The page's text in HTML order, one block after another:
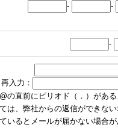
- -
-
再入力：
の直前にピリオド（．）があ
は、弊社からの返信ができな
いるとメールが届かない場合